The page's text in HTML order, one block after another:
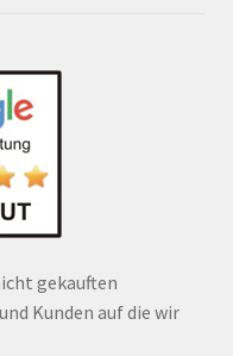
gekauften
Kunden auf die wir